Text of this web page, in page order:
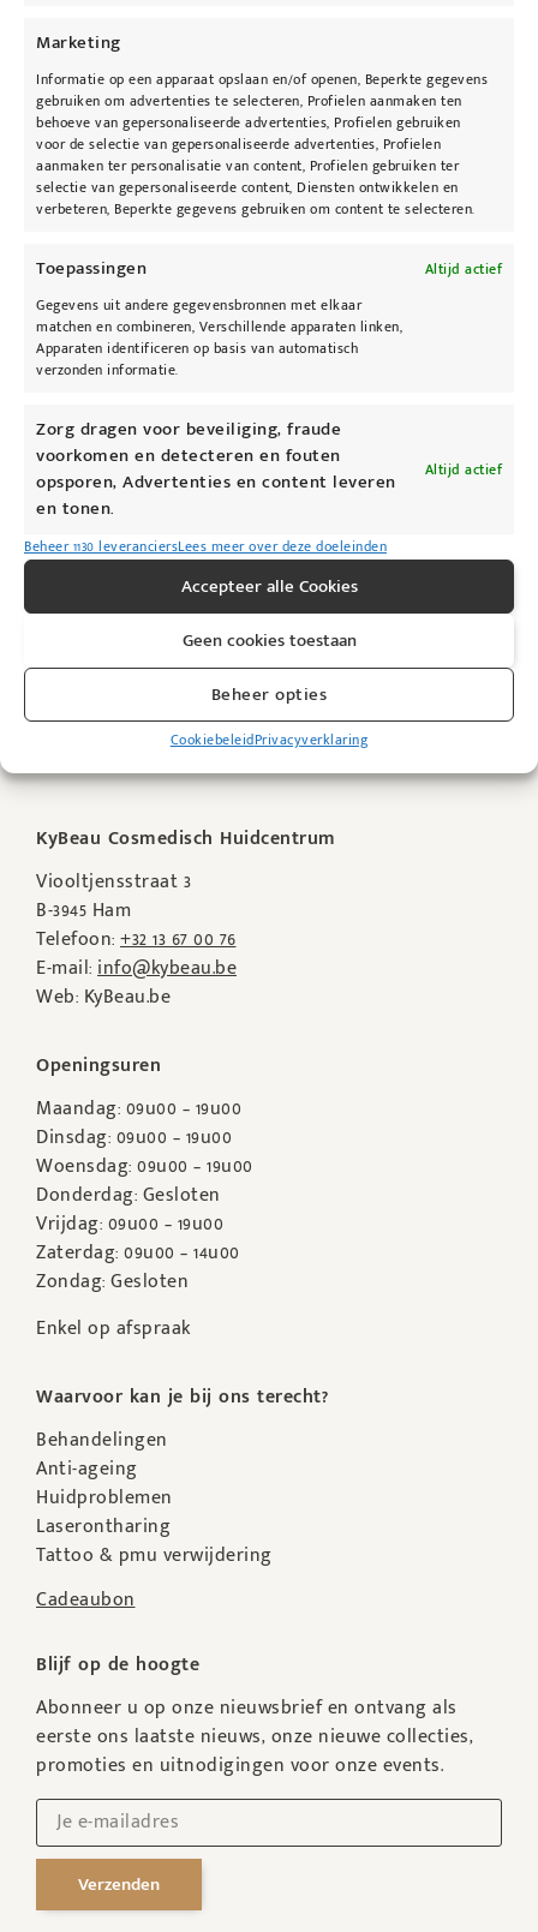
Marketing
Informatie op een apparaat opslaan en/of openen, Beperkte gegevens
gebruiken om advertenties te selecteren, Profielen aanmaken ten
behoeve van gepersonaliseerde advertenties, Profielen gebruiken
voor de selectie van gepersonaliseerde advertenties, Profielen
aanmaken ter personalisatie van content, Profielen gebruiken ter
selectie van gepersonaliseerde content, Diensten ontwikkelen en
verbeteren, Beperkte gegevens gebruiken om content te selecteren.
Toepassingen
Altijd actief
Gegevens uit andere gegevensbronnen met elkaar
matchen en combineren, Verschillende apparaten linken,
Apparaten identificeren op basis van automatisch
verzonden informatie.
Zorg dragen voor beveiliging, fraude
voorkomen en detecteren en fouten
opsporen, Advertenties en content leveren
en tonen.
Altijd actief
Beheer 1130 leveranciersLees meer over deze doeleinden
Accepteer alle Cookies
Geen cookies toestaan
Beheer opties
CookiebeleidPrivacyverklaring
uitdroogt.
Ideaal voor tijdens de zwangerschap of
IPL/Laser behandelingen.
Producteigenschappen:
Huidconditie: Vochtarme / Trekkerige huid,
Gepigmenteerde huid, Littekens /
Brandwonden, Zwangerschapshuid, Droge huid,
Huidveroudering
@kybeau
KyBeau Cosmedisch Huidcentrum
Viooltjensstraat 3
B-3945 Ham
Telefoon:+32 13 67 00 76
E-mail:info@kybeau.be
Web: KyBeau.be
Openingsuren
Maandag: 09u00 – 19u00
Dinsdag: 09u00 – 19u00
Woensdag: 09u00 – 19u00
Donderdag: Gesloten
Vrijdag: 09u00 – 19u00
Zaterdag: 09u00 – 14u00
Zondag: Gesloten
Enkel op afspraak
Waarvoor kan je bij ons terecht?
Behandelingen
Anti-ageing
Huidproblemen
Laserontharing
Tattoo & pmu verwijdering
Cadeaubon
Blijf op de hoogte
Abonneer u op onze nieuwsbrief en ontvang als
eerste ons laatste nieuws, onze nieuwe collecties,
promoties en uitnodigingen voor onze events.
Verzenden